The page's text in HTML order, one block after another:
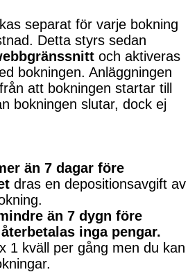
separat för varje bokning
Detta styrs sedan
och aktiveras
bokningen. Anläggningen
att bokningen startar till
bokningen slutar, dock ej
än 7 dagar före
dras en depositionsavgift av
än 7 dygn före
inga pengar.
1 kväll per gång men du kan